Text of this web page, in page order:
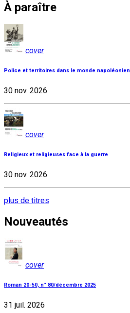
À paraître
cover
Police et territoires dans le monde napoléonien
30 nov. 2026
cover
Religieux et religieuses face à la guerre
30 nov. 2026
plus de titres
Nouveautés
cover
Roman 20-50, n° 80/décembre 2025
31 juil. 2026